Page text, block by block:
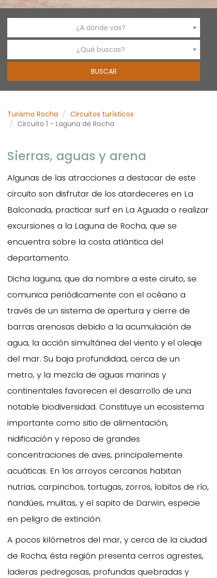
¿A dónde vas?
¿Qué buscas?
Turismo Rocha
Circuitos turísticos
Circuito 1 - Laguna de Rocha
Sierras, aguas y arena
Algunas de las atracciones a destacar de este
circuito son disfrutar de los atardeceres en La
Balconada, practicar surf en La Aguada o realizar
excursiones a la Laguna de Rocha, que se
encuentra sobre la costa atlántica del
departamento.
Dicha laguna, que da nombre a este ciruito, se
comunica periódicamente con el océano a
través de un sistema de apertura y cierre de
barras arenosas debido a la acumulación de
agua, la acción simultánea del viento y el oleaje
del mar. Su baja profundidad, cerca de un
metro, y la mezcla de aguas marinas y
continentales favorecen el desarrollo de una
notable biodiversidad. Constituye un ecosistema
importante como sitio de alimentación,
nidificación y reposo de grandes
concentraciones de aves, principalemente
acuáticas. En los arroyos cercanos habitan
nutrias, carpinchos, tortugas, zorros, lobitos de río,
ñandúes, mulitas, y el sapito de Darwin, especie
en peligro de extinción.
A pocos kilómetros del mar, y cerca de la ciudad
de Rocha, ésta región presenta cerros agrestes,
laderas pedregosas, profundas quebradas y